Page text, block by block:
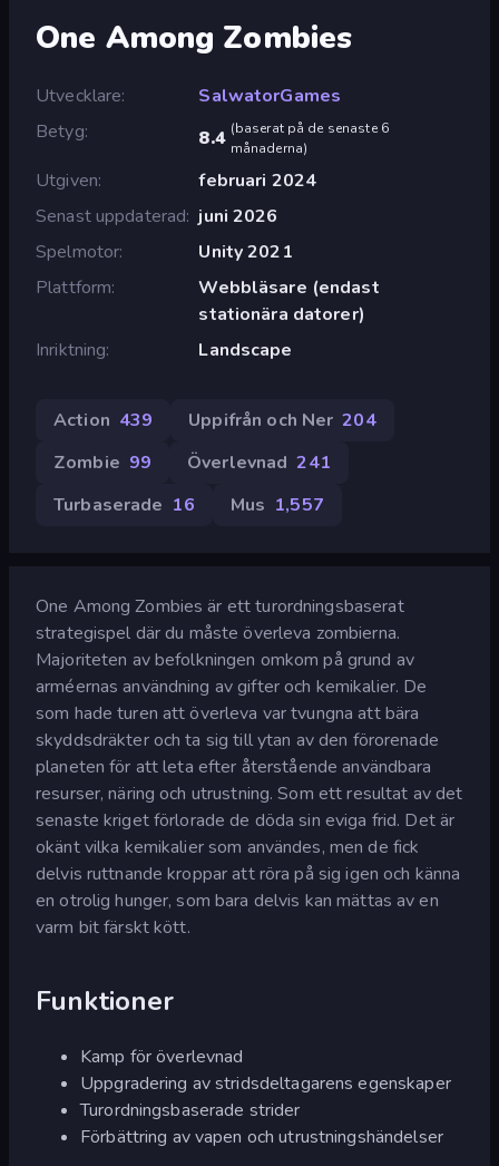
One Among Zombies
Utvecklare
SalwatorGames
Betyg
8.4 (baserat på de senaste 6
månaderna)
Utgiven
februari 2024
Senast uppdaterad juni 2026
Spelmotor
Unity 2021
Plattform
Webbläsare (endast
stationära datorer)
Inriktning
Landscape
Action 439 Uppifrån och Ner 204
Zombie 99 Överlevnad 241
Turbaserade 16 Mus 1,557
One Among Zombies är ett turordningsbaserat
strategispel där du måste överleva zombierna.
Majoriteten av befolkningen omkom på grund av
arméernas användning av gifter och kemikalier. De
som hade turen att överleva var tvungna att bära
skyddsdräkter och ta sig till ytan av den förorenade
planeten för att leta efter återstående användbara
resurser, näring och utrustning. Som ett resultat av det
senaste kriget förlorade de döda sin eviga frid. Det är
okänt vilka kemikalier som användes, men de fick
delvis ruttnande kroppar att röra på sig igen och känna
en otrolig hunger, som bara delvis kan mättas av en
varm bit färskt kött.
Funktioner
Kamp för överlevnad
Uppgradering av stridsdeltagarens egenskaper
Turordningsbaserade strider
Förbättring av vapen och utrustningshändelser